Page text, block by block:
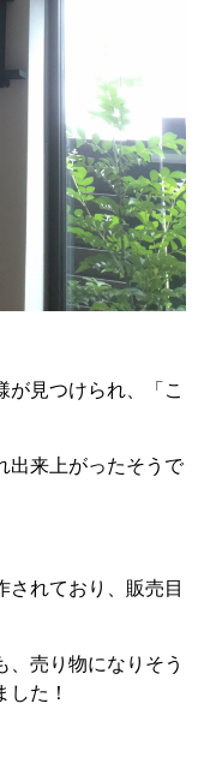
が見つけられ、「こ
出来上がったそうで
されており、販売目
、売り物になりそう
た！